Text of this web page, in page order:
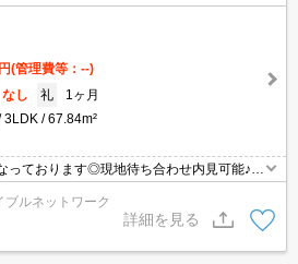
(管理費等：--)
なし 礼
1ヶ月
3LDK 67.84m²
っております◎現地待ち合わせ内見可能♪函
ブルネットワーク
詳細を見る